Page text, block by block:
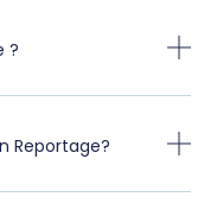
?
Reportage?